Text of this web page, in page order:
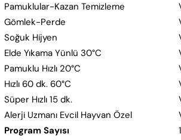
Pamuklular-Kazan Temizleme
Gömlek-Perde
Soğuk Hijyen
Elde Yıkama Yünlü 30°C
Pamuklu Hızlı 20°C
Hızlı 60 dk. 60°C
Süper Hızlı 15 dk.
Alerji Uzmanı Evcil Hayvan Özel
Program Sayısı